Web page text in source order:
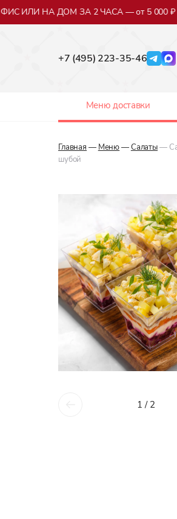
ИЛИ НА ДОМ ЗА 2 ЧАСА — от 5 000 ₽
+7 (495) 223-35-46
Меню доставки
Главная — Меню—Салаты—
шубой
1 / 2